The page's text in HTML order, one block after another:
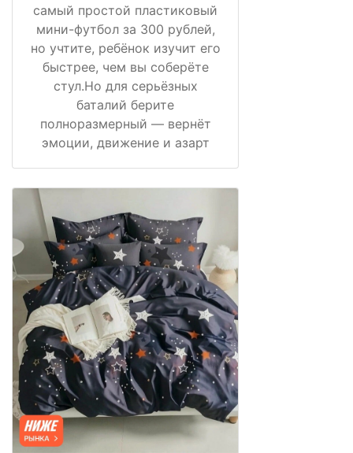
самый простой пластиковый
мини-футбол за 300 рублей,
но учтите, ребёнок изучит его
быстрее, чем вы соберёте
стул.Но для серьёзных
баталий берите
полноразмерный — вернёт
эмоции, движение и азарт